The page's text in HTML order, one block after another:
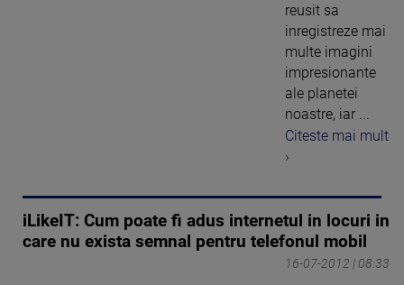
reusit sa
inregistreze mai
multe imagini
impresionante
ale planetei
noastre, iar ...
Citeste mai mult
›
iLikeIT: Cum poate fi adus internetul in locuri in
care nu exista semnal pentru telefonul mobil
16-07-2012 | 08:33